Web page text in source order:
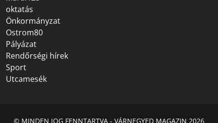
oktatás
Önkormányzat
Ostrom80
Pályázat
Rendőrségi hírek
Sport
Utcamesék
© MINDEN JOG FENNTARTVA - VÁRNEGYED MAGAZIN 2026